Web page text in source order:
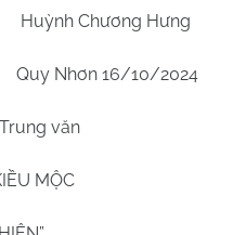
Huỳnh Chương Hưng
Quy Nhơn 16/10/2024
văn
MỘC